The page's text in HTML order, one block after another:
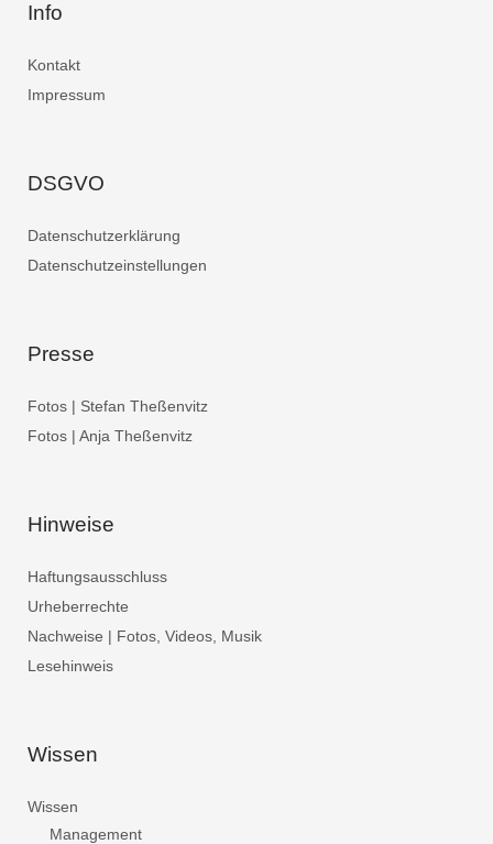
Info
Kontakt
Impressum
DSGVO
Datenschutzerklärung
Datenschutzeinstellungen
Presse
Fotos | Stefan Theßenvitz
Fotos | Anja Theßenvitz
Hinweise
Haftungsausschluss
Urheberrechte
Nachweise | Fotos, Videos, Musik
Lesehinweis
Wissen
Wissen
Management